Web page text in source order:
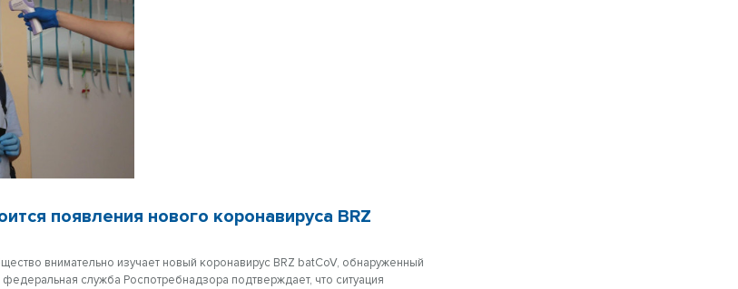
появления нового коронавируса BRZ
внимательно изучает новый коронавирус BRZ batCoV, обнаруженный
служба Роспотребнадзора подтверждает, что ситуация